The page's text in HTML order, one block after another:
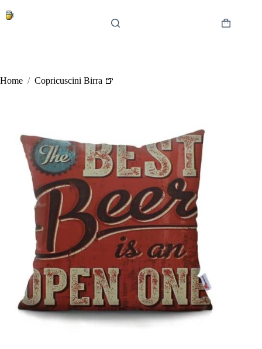
Carrello
Home / Copricuscini Birra 🍺